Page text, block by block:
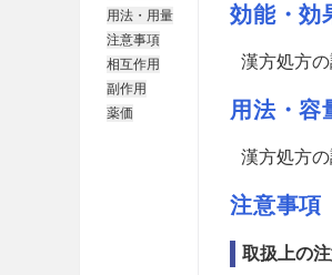
用法・用量
注意事項
相互作用
副作用
薬価
効能・効
漢方処方の
用法・容
漢方処方の
注意事項
取扱上の